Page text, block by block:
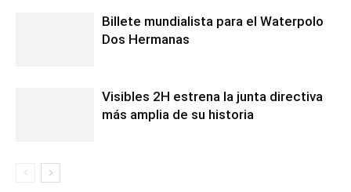
Billete mundialista para el Waterpolo
Dos Hermanas
Visibles 2H estrena la junta directiva
más amplia de su historia